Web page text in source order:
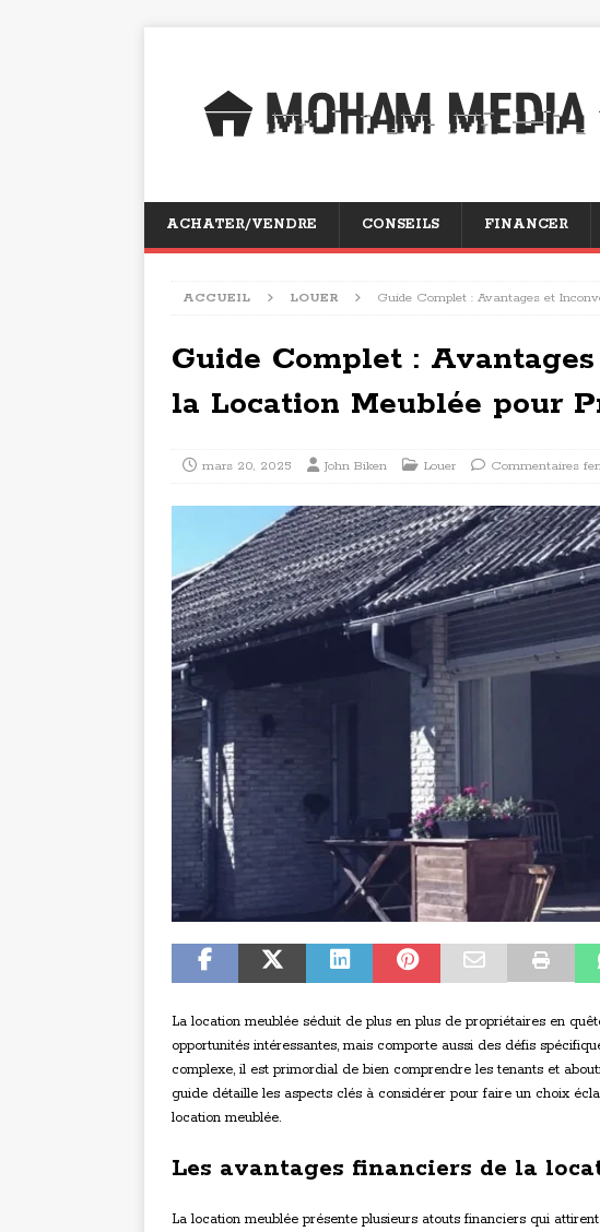
ACHATER/VENDRE CONSEILS FINANCER
ACCUEIL LOUER Guide Complet : Avantages et
Guide Complet :
la Location Meublée pour
mars 20, 2025 John Biken Louer Commentaires
La location meublée séduit de plus en plus de propriétaires en
opportunités intéressantes, mais comporte aussi des défis
complexe, il est primordial de bien comprendre les tenants et
guide détaille les aspects clés à considérer pour faire un choix
location meublée.
Les avantages financiers de la
La location meublée présente plusieurs atouts financiers qui